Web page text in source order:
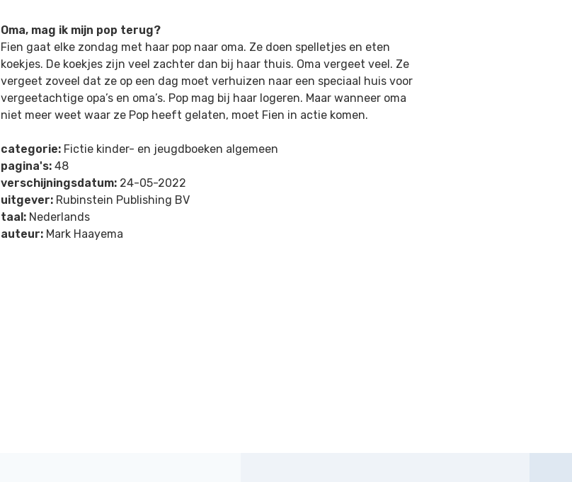
Oma, mag ik mijn pop terug?
Fien gaat elke zondag met haar pop naar oma. Ze doen spelletjes en eten
koekjes. De koekjes zijn veel zachter dan bij haar thuis. Oma vergeet veel. Ze
vergeet zoveel dat ze op een dag moet verhuizen naar een speciaal huis voor
vergeetachtige opa’s en oma’s. Pop mag bij haar logeren. Maar wanneer oma
niet meer weet waar ze Pop heeft gelaten, moet Fien in actie komen.
categorie: Fictie kinder- en jeugdboeken algemeen
pagina's: 48
verschijningsdatum: 24-05-2022
uitgever: Rubinstein Publishing BV
taal: Nederlands
auteur: Mark Haayema